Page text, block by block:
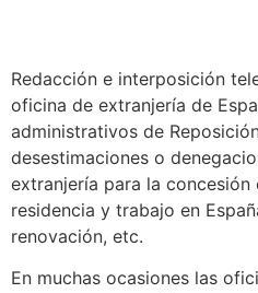
Redacción e interposición
oficina de extranjería de
administrativos de
desestimaciones o
extranjería para la
residencia y trabajo en
renovación, etc.
En muchas ocasiones las